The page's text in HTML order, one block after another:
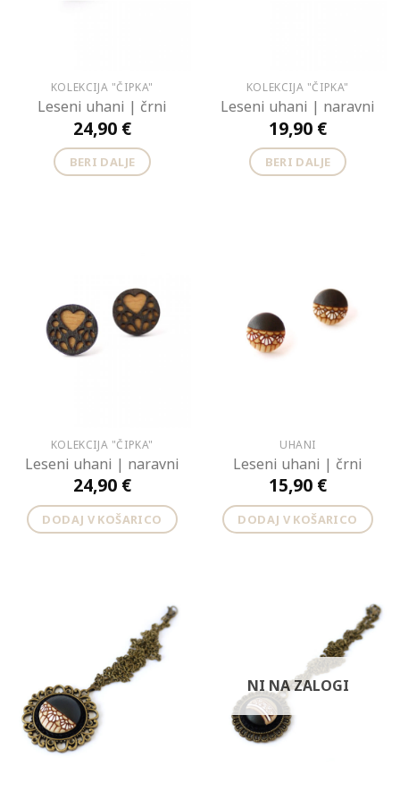
KOLEKCIJA "ČIPKA"
Leseni uhani | črni
24,90 €
BERI DALJE
KOLEKCIJA "ČIPKA"
Leseni uhani | naravni
19,90 €
BERI DALJE
KOLEKCIJA "ČIPKA"
Leseni uhani | naravni
24,90 €
DODAJ V KOŠARICO
UHANI
Leseni uhani | črni
15,90 €
DODAJ V KOŠARICO
NI NA ZALOGI